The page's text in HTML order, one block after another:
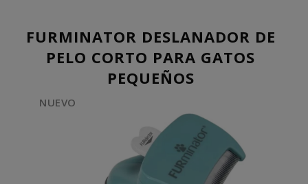
FURMINATOR DESLANADOR DE
PELO CORTO PARA GATOS
PEQUEÑOS
NUEVO